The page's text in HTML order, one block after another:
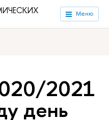
Меню
университет «Высшая
экономических наук
2021
день